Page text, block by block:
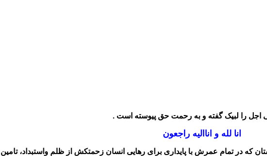
اجل را لبیک گفته و به رحمت حق پیوسته است .
انا لله و انااليه راجعون
که در تمام عمرش با پایداری برای رهایی انسان زحمتکش از ظلم واستبداد،